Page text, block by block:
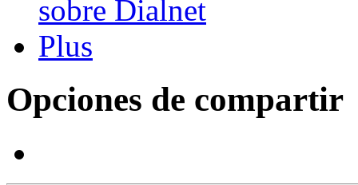
Opciones de compartir